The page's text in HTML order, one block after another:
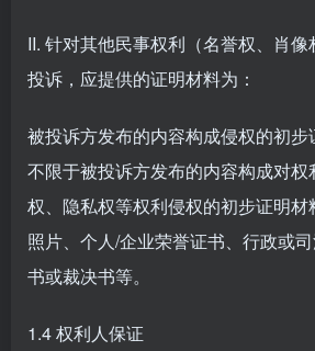
II. 针对其他民事权利（名誉权、肖
投诉，应提供的证明材料为：
被投诉方发布的内容构成侵权的初步
不限于被投诉方发布的内容构成对
权、隐私权等权利侵权的初步证明
照片、个人/企业荣誉证书、行政或
书或裁决书等。
1.4 权利人保证